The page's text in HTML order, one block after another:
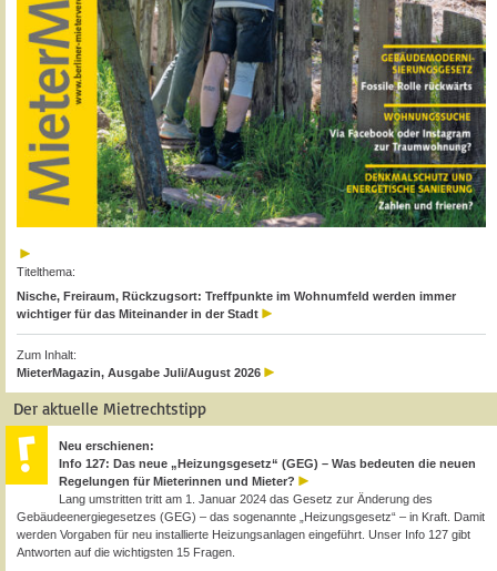
Titelthema:
Nische, Freiraum, Rückzugsort: Treffpunkte im Wohnumfeld werden immer
wichtiger für das Miteinander in der Stadt
Zum Inhalt:
MieterMagazin, Ausgabe Juli/August 2026
Der aktuelle Mietrechtstipp
Neu erschienen:
Info 127: Das neue „Heizungsgesetz“ (GEG) – Was bedeuten die neuen
Regelungen für Mieterinnen und Mieter?
Lang umstritten tritt am 1. Januar 2024 das Gesetz zur Änderung des
Gebäudeenergiegesetzes (GEG) – das sogenannte „Heizungsgesetz“ – in Kraft. Damit
werden Vorgaben für neu installierte Heizungsanlagen eingeführt. Unser Info 127 gibt
Antworten auf die wichtigsten 15 Fragen.